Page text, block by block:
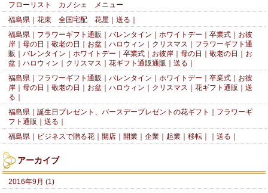
フローリスト カノシェ メニュー
福島県｜花束 全国宅配 花屋｜送る｜
福島県｜フラワーギフト通販｜バレンタイン｜ホワイトデー｜卒業式｜お彼
岸｜母の日｜敬老の日｜お盆｜ハロウィン｜クリスマス｜フラワーギフト通
販｜バレンタイン｜ホワイトデー｜卒業式｜お彼岸｜母の日｜敬老の日｜お
盆｜ハロウィン｜クリスマス｜花ギフト通販通販｜送る｜
福島県｜フラワーギフト通販｜バレンタイン｜ホワイトデー｜卒業式｜お彼
岸｜母の日｜敬老の日｜お盆｜ハロウィン｜クリスマス｜花ギフト通販｜送
る｜
福島県｜誕生日プレゼント、バースデープレゼントの花ギフト｜フラワーギ
フト通販｜送る｜
福島県｜ビジネスで贈る花｜開店｜開業｜企業｜起業｜移転｜｜送る｜
アーカイブ
2016年9月 (1)